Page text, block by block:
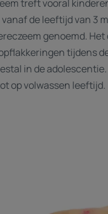
treft vooral
de leeftijd van 3
genoemd.
tijdens
in de
op volwassen leeftijd.